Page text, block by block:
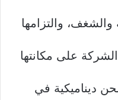
والشغف، والتزامها
على مكانتها
ديناميكية في